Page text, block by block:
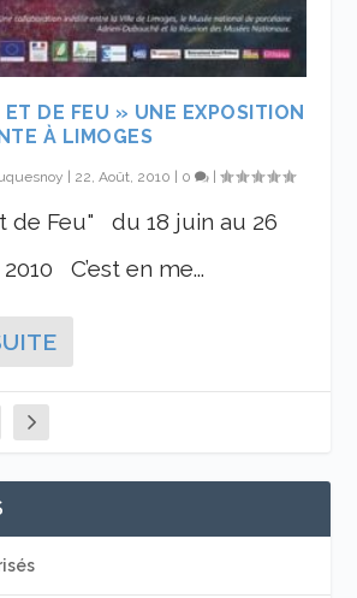
DE FEU » UNE EXPOSITION
À LIMOGES
22, Août, 2010 0 |
de Feu" du 18 juin au 26
C’est en me...